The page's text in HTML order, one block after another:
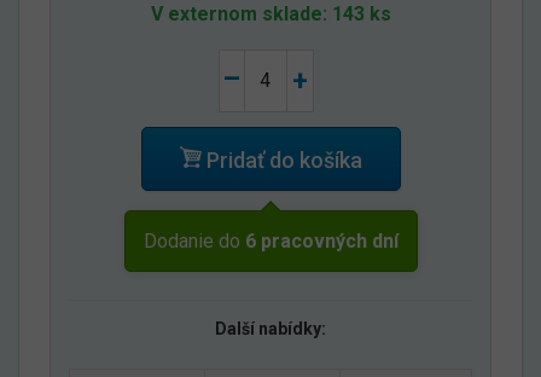
V externom sklade: 143 ks
– +
Pridať do košíka
Dodanie do 6 pracovných dní
Další nabídky: